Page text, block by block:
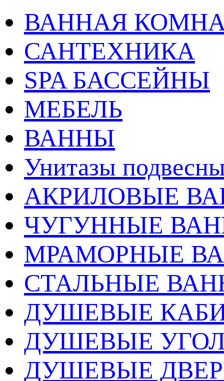
ВАННАЯ
САНТЕХНИКА
SPA БАССЕЙНЫ
МЕБЕЛЬ
ВАННЫ
Унитазы
АКРИЛОВЫЕ
ЧУГУННЫЕ
МРАМОРНЫЕ
СТАЛЬНЫЕ
ДУШЕВЫЕ
ДУШЕВЫЕ
ДУШЕВЫЕ